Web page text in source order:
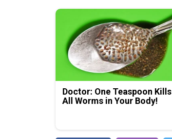
Doctor: One Teaspoon Kills
All Worms in Your Body!